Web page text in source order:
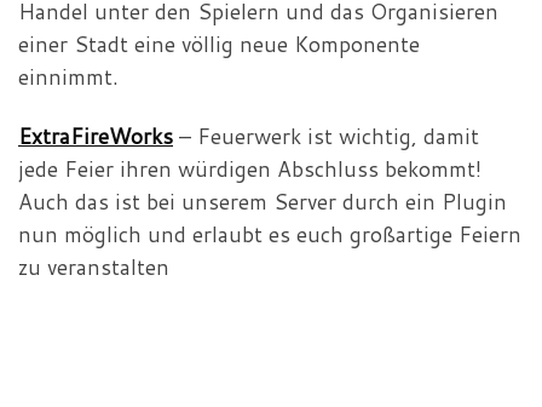
Handel unter den Spielern und das Organisieren
einer Stadt eine völlig neue Komponente
einnimmt.
ExtraFireWorks – Feuerwerk ist wichtig, damit
jede Feier ihren würdigen Abschluss bekommt!
Auch das ist bei unserem Server durch ein Plugin
nun möglich und erlaubt es euch großartige Feiern
zu veranstalten